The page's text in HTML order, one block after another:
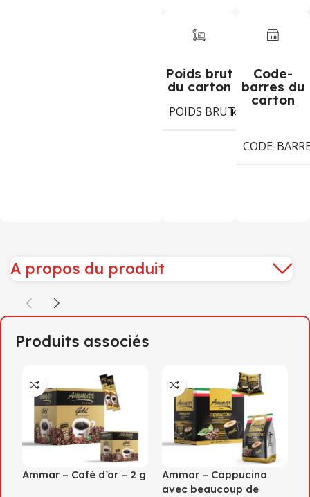
Poids brut
du carton
POIDS BRUT DU CARTON
Kg
Code-
barres du
carton
CODE-
A propos du produit
Produits associés
Ammar – Café d’or – 2 g
Ammar – Cappucino
avec beaucoup de